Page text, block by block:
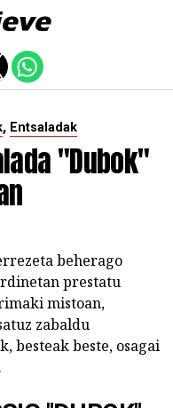
, Entsaladak
"Dubok"
beherago
prestatu
mistoan,
zabaldu
besteak beste, osagai